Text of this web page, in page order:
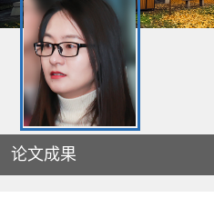
论文成果